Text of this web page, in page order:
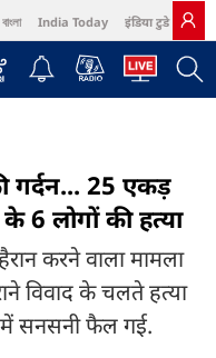
বাংলা India Today इंडिया टुडे हिंदी
Bazaar Northeast
गर्दन... 25 एकड़
6 लोगों की हत्या
करने वाला मामला
विवाद के चलते हत्या
सनसनी फैल गई.